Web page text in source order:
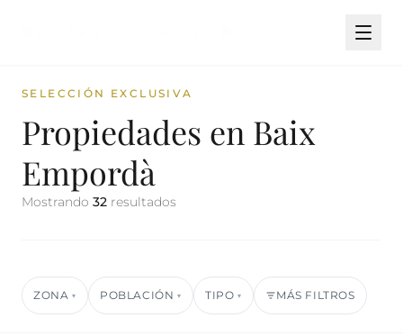
SELECCIÓN EXCLUSIVA
Propiedades en Baix
Empordà
Mostrando 32 resultados
ZONA ▾ POBLACIÓN ▾ TIPO ▾ MÁS FILTROS